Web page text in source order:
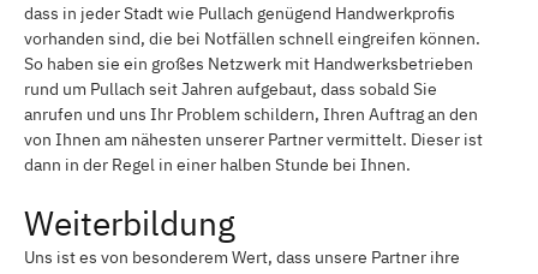
dass in jeder Stadt wie Pullach genügend Handwerkprofis
vorhanden sind, die bei Notfällen schnell eingreifen können.
So haben sie ein großes Netzwerk mit Handwerksbetrieben
rund um Pullach seit Jahren aufgebaut, dass sobald Sie
anrufen und uns Ihr Problem schildern, Ihren Auftrag an den
von Ihnen am nähesten unserer Partner vermittelt. Dieser ist
dann in der Regel in einer halben Stunde bei Ihnen.
Weiterbildung
Uns ist es von besonderem Wert, dass unsere Partner ihre